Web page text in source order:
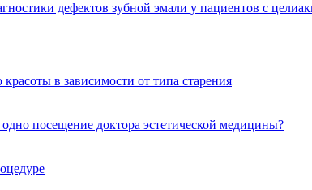
дефектов зубной эмали у пациентов с
в зависимости от типа старения
посещение доктора эстетической медицины?